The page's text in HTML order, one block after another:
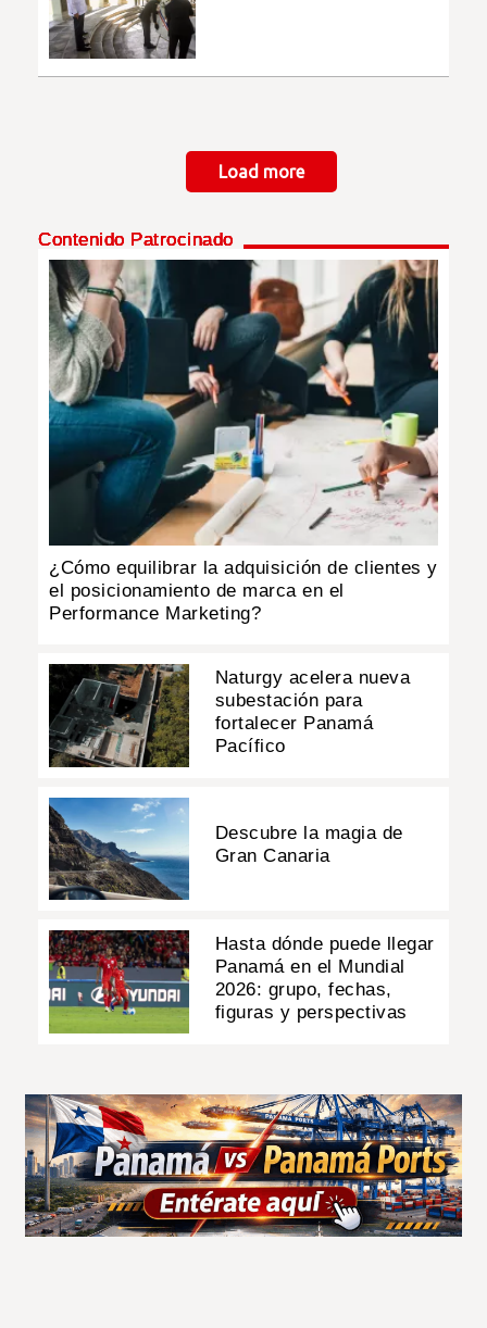
Load more
Contenido Patrocinado
¿Cómo equilibrar la adquisición de clientes y
el posicionamiento de marca en el
Performance Marketing?
Naturgy acelera nueva
subestación para
fortalecer Panamá
Pacífico
Descubre la magia de
Gran Canaria
Hasta dónde puede llegar
Panamá en el Mundial
2026: grupo, fechas,
figuras y perspectivas